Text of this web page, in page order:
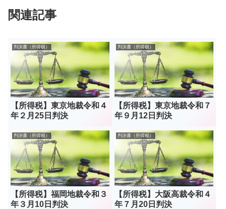
関連記事
判決書（所得税）
【所得税】東京地裁令和４
年２月25日判決
判決書（所得税）
【所得税】東京地裁令和７
年９月12日判決
判決書（所得税）
【所得税】福岡地裁令和３
年３月10日判決
判決書（所得税）
【所得税】大阪高裁令和４
年７月20日判決